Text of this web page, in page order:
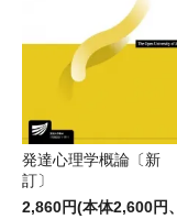
発達心理学概論〔新
訂〕
2,860円(本体2,600円、